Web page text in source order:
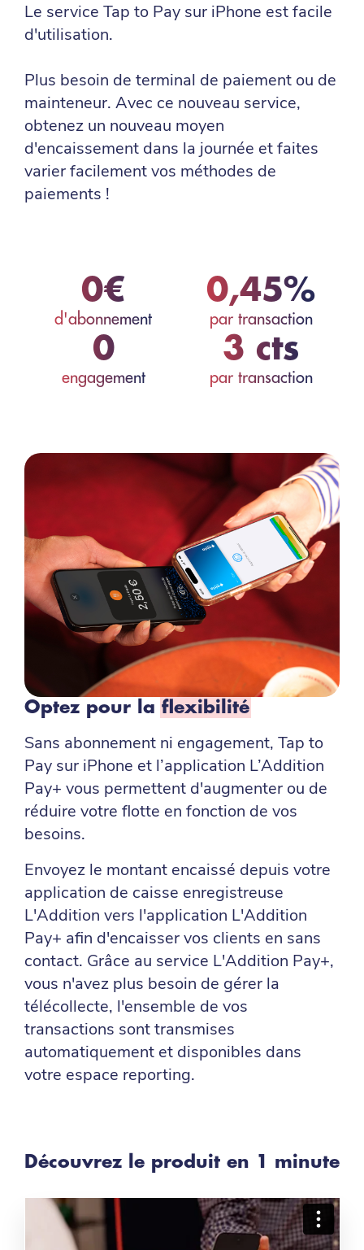
Le service Tap to Pay sur iPhone est facile
d'utilisation.
Plus besoin de terminal de paiement ou de
mainteneur. Avec ce nouveau service,
obtenez un nouveau moyen
d'encaissement dans la journée et faites
varier facilement vos méthodes de
paiements !
0€
d'abonnement
0,45%
par transaction
0
engagement
3 cts
par transaction
Optez pour la flexibilité
Sans abonnement ni engagement, Tap to
Pay sur iPhone et l’application L’Addition
Pay+ vous permettent d'augmenter ou de
réduire votre flotte en fonction de vos
besoins.
Envoyez le montant encaissé depuis votre
application de caisse enregistreuse
L'Addition vers l'application L'Addition
Pay+ afin d'encaisser vos clients en sans
contact. Grâce au service L'Addition Pay+,
vous n'avez plus besoin de gérer la
télécollecte, l'ensemble de vos
transactions sont transmises
automatiquement et disponibles dans
votre espace reporting.
Découvrez le produit en 1 minute